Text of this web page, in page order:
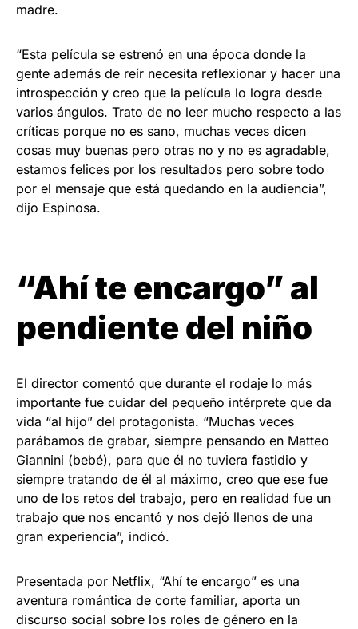
madre.
“Esta película se estrenó en una época donde la
gente además de reír necesita reflexionar y hacer una
introspección y creo que la película lo logra desde
varios ángulos. Trato de no leer mucho respecto a las
críticas porque no es sano, muchas veces dicen
cosas muy buenas pero otras no y no es agradable,
estamos felices por los resultados pero sobre todo
por el mensaje que está quedando en la audiencia”,
dijo Espinosa.
“Ahí te encargo” al
pendiente del niño
El director comentó que durante el rodaje lo más
importante fue cuidar del pequeño intérprete que da
vida “al hijo” del protagonista. “Muchas veces
parábamos de grabar, siempre pensando en Matteo
Giannini (bebé), para que él no tuviera fastidio y
siempre tratando de él al máximo, creo que ese fue
uno de los retos del trabajo, pero en realidad fue un
trabajo que nos encantó y nos dejó llenos de una
gran experiencia”, indicó.
Presentada por Netflix, “Ahí te encargo” es una
aventura romántica de corte familiar, aporta un
discurso social sobre los roles de género en la